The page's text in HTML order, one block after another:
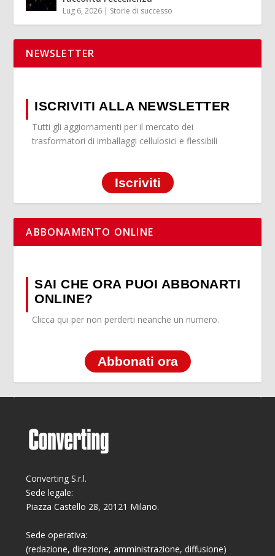
Lug 6, 2026 | Storie di successo
NEWSLETTER
ISCRIVITI ALLA NEWSLETTER
Tutti gli aggiornamenti per il mercato dei
trasformatori di imballaggi cellulosici e flessibili
Iscriviti
ABBONAMENTO ONLINE
SAI CHE ORA PUOI ABBONARTI
ONLINE?
Clicca qui per non perderti neanche un numero.
Abbonati ora
Converting S.r.l.
Sede legale:
Piazza Castello 28, 20121 Milano.
Sede operativa:
(redazione, direzione, amministrazione, diffusione)